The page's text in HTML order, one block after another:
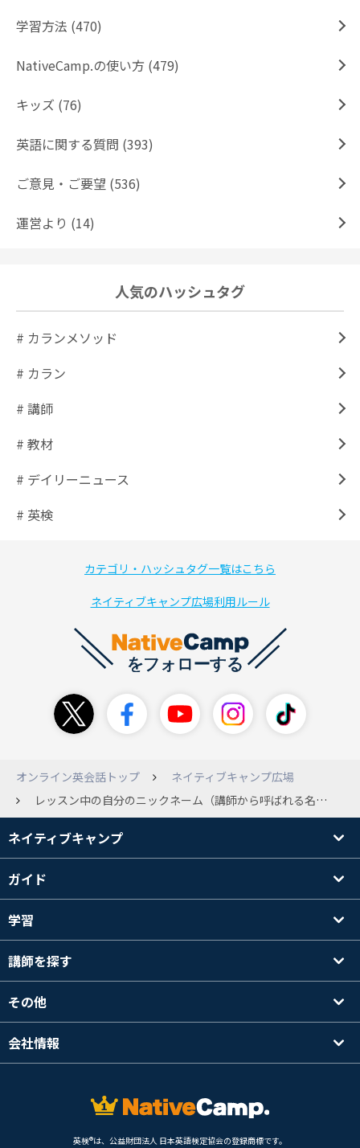
学習方法 (470)
NativeCamp.の使い方 (479)
キッズ (76)
英語に関する質問 (393)
ご意見・ご要望 (536)
運営より (14)
人気のハッシュタグ
# カランメソッド
# カラン
# 講師
# 教材
# デイリーニュース
# 英検
カテゴリ・ハッシュタグ一覧はこちら
ネイティブキャンプ広場利用ルール
オンライン英会話トップ
ネイティブキャンプ広場
レッスン中の自分のニックネーム（講師から呼ばれる名前）はどのようにされていますか？ 私は自分の名前そのままにしているのですが「難しくてうまく発音できなくてごめんね」と謝られてしまい、こちらの方こそ申し訳ない気持ちになるとともにそこでレッスンが一時中断してしまうのももったいないなぁという気持ちになりました。 名前で呼ばれる事が多くニックネームらしいニックネームが今まで無かったので、本名からかけ離れたニックネームをつけてしまったらあまり馴染めないのでは？という心配もあります。 皆さんが講師の方々からどのように呼ばれているか、またもし同じように悩まれた事があればどのように対策したか教えてください。 よろしくお願いします。
ネイティブキャンプ
ガイド
学習
講師を探す
その他
会社情報
英検®は、公益財団法人 日本英語検定協会の登録商標です。